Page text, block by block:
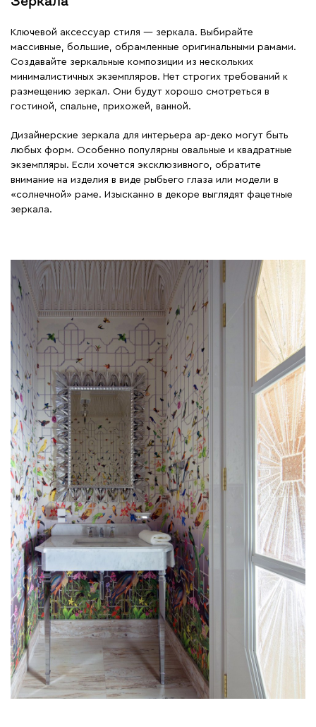
Ключевой аксессуар стиля — зеркала. Выбирайте
массивные, большие, обрамленные оригинальными рамами.
Создавайте зеркальные композиции из нескольких
минималистичных экземпляров. Нет строгих требований к
размещению зеркал. Они будут хорошо смотреться в
гостиной, спальне, прихожей, ванной.
Дизайнерские зеркала для интерьера ар-деко могут быть
любых форм. Особенно популярны овальные и квадратные
экземпляры. Если хочется эксклюзивного, обратите
внимание на изделия в виде рыбьего глаза или модели в
«солнечной» раме. Изысканно в декоре выглядят фацетные
зеркала.